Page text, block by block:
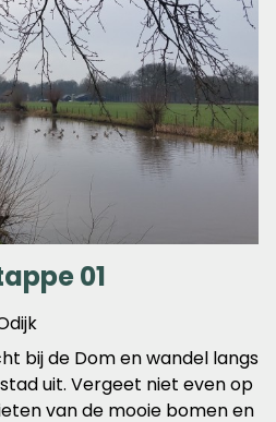
01
bij de Dom en wandel langs
uit. Vergeet niet even op
van de mooie bomen en